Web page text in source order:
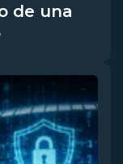
de una